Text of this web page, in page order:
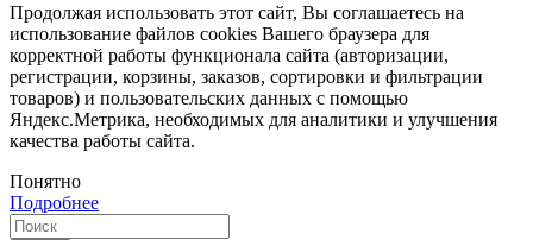
Продолжая использовать этот сайт, Вы соглашаетесь на
использование файлов cookies Вашего браузера для
корректной работы функционала сайта (авторизации,
регистрации, корзины, заказов, сортировки и фильтрации
товаров) и пользовательских данных с помощью
Яндекс.Метрика, необходимых для аналитики и улучшения
качества работы сайта.
Понятно
Подробнее